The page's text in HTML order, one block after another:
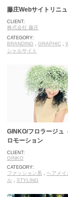
藤庄Webサイトリニ
CLIENT:
株式会社 藤庄
CATEGORY:
BRANDING GRAPHIC
シャルサイト
GINKO/フロラージュ
ロモーション
CLIENT:
GINKO
CATEGORY:
ファッション系 ヘアメイ
ル
STYLING